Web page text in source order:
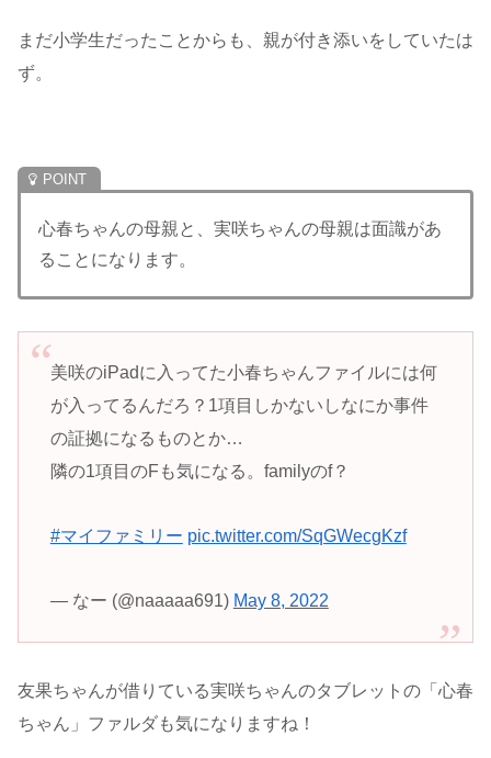
まだ小学生だったことからも、親が付き添いをしていたは
ず。
心春ちゃんの母親と、実咲ちゃんの母親は面識があ
ることになります。
美咲のiPadに入ってた小春ちゃんファイルには何
が入ってるんだろ？1項目しかないしなにか事件
の証拠になるものとか…
隣の1項目のFも気になる。familyのf？
#マイファミリー pic.twitter.com/SqGWecgKzf
— なー (@naaaaa691) May 8, 2022
友果ちゃんが借りている実咲ちゃんのタブレットの「心春
ちゃん」ファルダも気になりますね！